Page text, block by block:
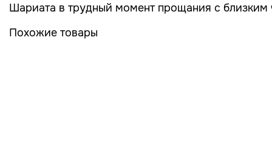
Шариата в трудный момент прощания с близким
Похожие товары